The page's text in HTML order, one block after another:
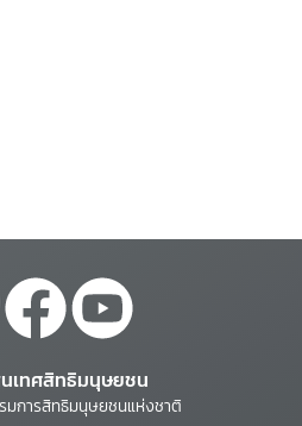
เทศสิทธิมนุษยชน
มการสิทธิมนุษยชนแห่งชาติ